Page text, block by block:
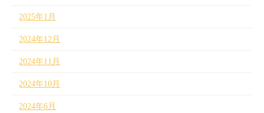
2025年1月
2024年12月
2024年11月
2024年10月
2024年6月